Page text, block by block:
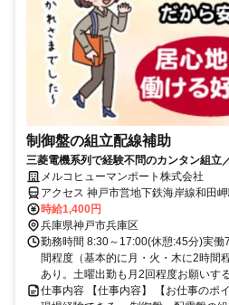
制御盤の組立配線補助
三菱電機系列で経験不問のカンタン組立
メルコヒューマンポート株式会社
アクセス 神戸市営地下鉄海岸線和田
ら徒歩5分
時給1,400円
兵庫県神戸市兵庫区
勤務時間 8:30～17:00(休憩:45分)実
間程度（基本的に月・火・木に2時間
あり。土曜出勤も月2回程度お願いす
仕事内容 【仕事内容】 【お仕事のポ